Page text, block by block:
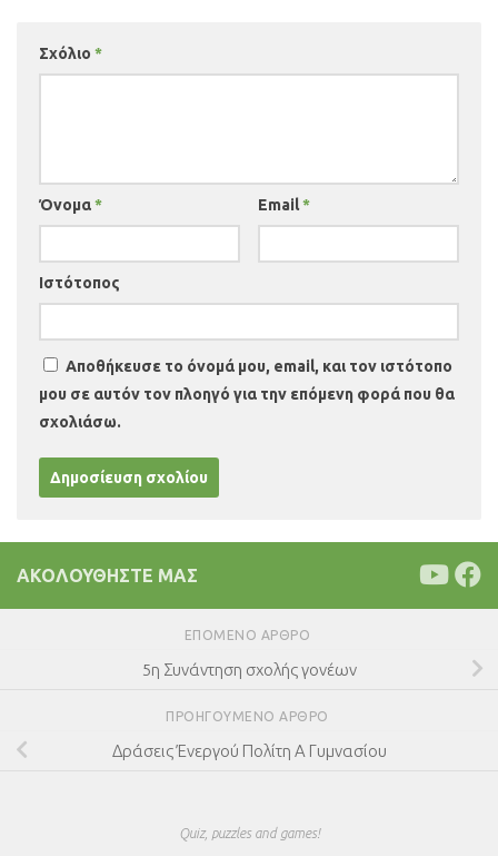
Σχόλιο *
Όνομα* Email*
Ιστότοπος
Αποθήκευσε το όνομά μου, email, και τον ιστότοπο
μου σε αυτόν τον πλοηγό για την επόμενη φορά που θα
σχολιάσω.
ΑΚΟΛΟΥΘΉΣΤΕ ΜΑΣ
ΕΠΌΜΕΝΟ ΆΡΘΡΟ
5η Συνάντηση σχολής γονέων
ΠΡΟΗΓΟΎΜΕΝΟ ΆΡΘΡΟ
Δράσεις Ένεργού Πολίτη Α Γυμνασίου
Quiz, puzzles and games!